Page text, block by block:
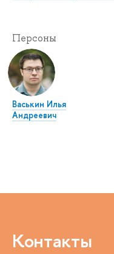
Персоны
Васькин Илья
Андреевич
Контакты